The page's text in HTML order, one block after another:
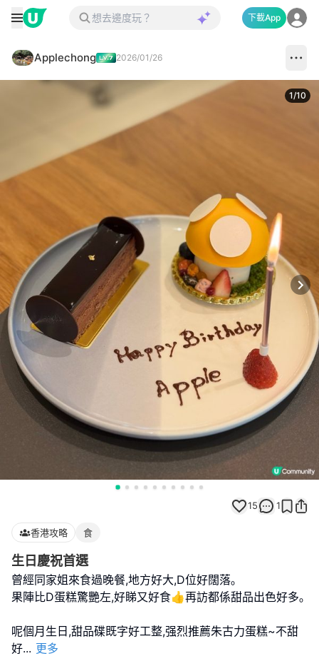
下載App
Applechong 2026/01/26
1/10
15 1
香港攻略 食
生日慶祝首選
曾經同家姐來食過晚餐,地方好大,D位好闊落｡
果陣比D蛋糕驚艷左,好睇又好食👍再訪都係甜品出色好多｡
呢個月生日,甜品碟既字好工整,强烈推薦朱古力蛋糕~不甜
好... 更多